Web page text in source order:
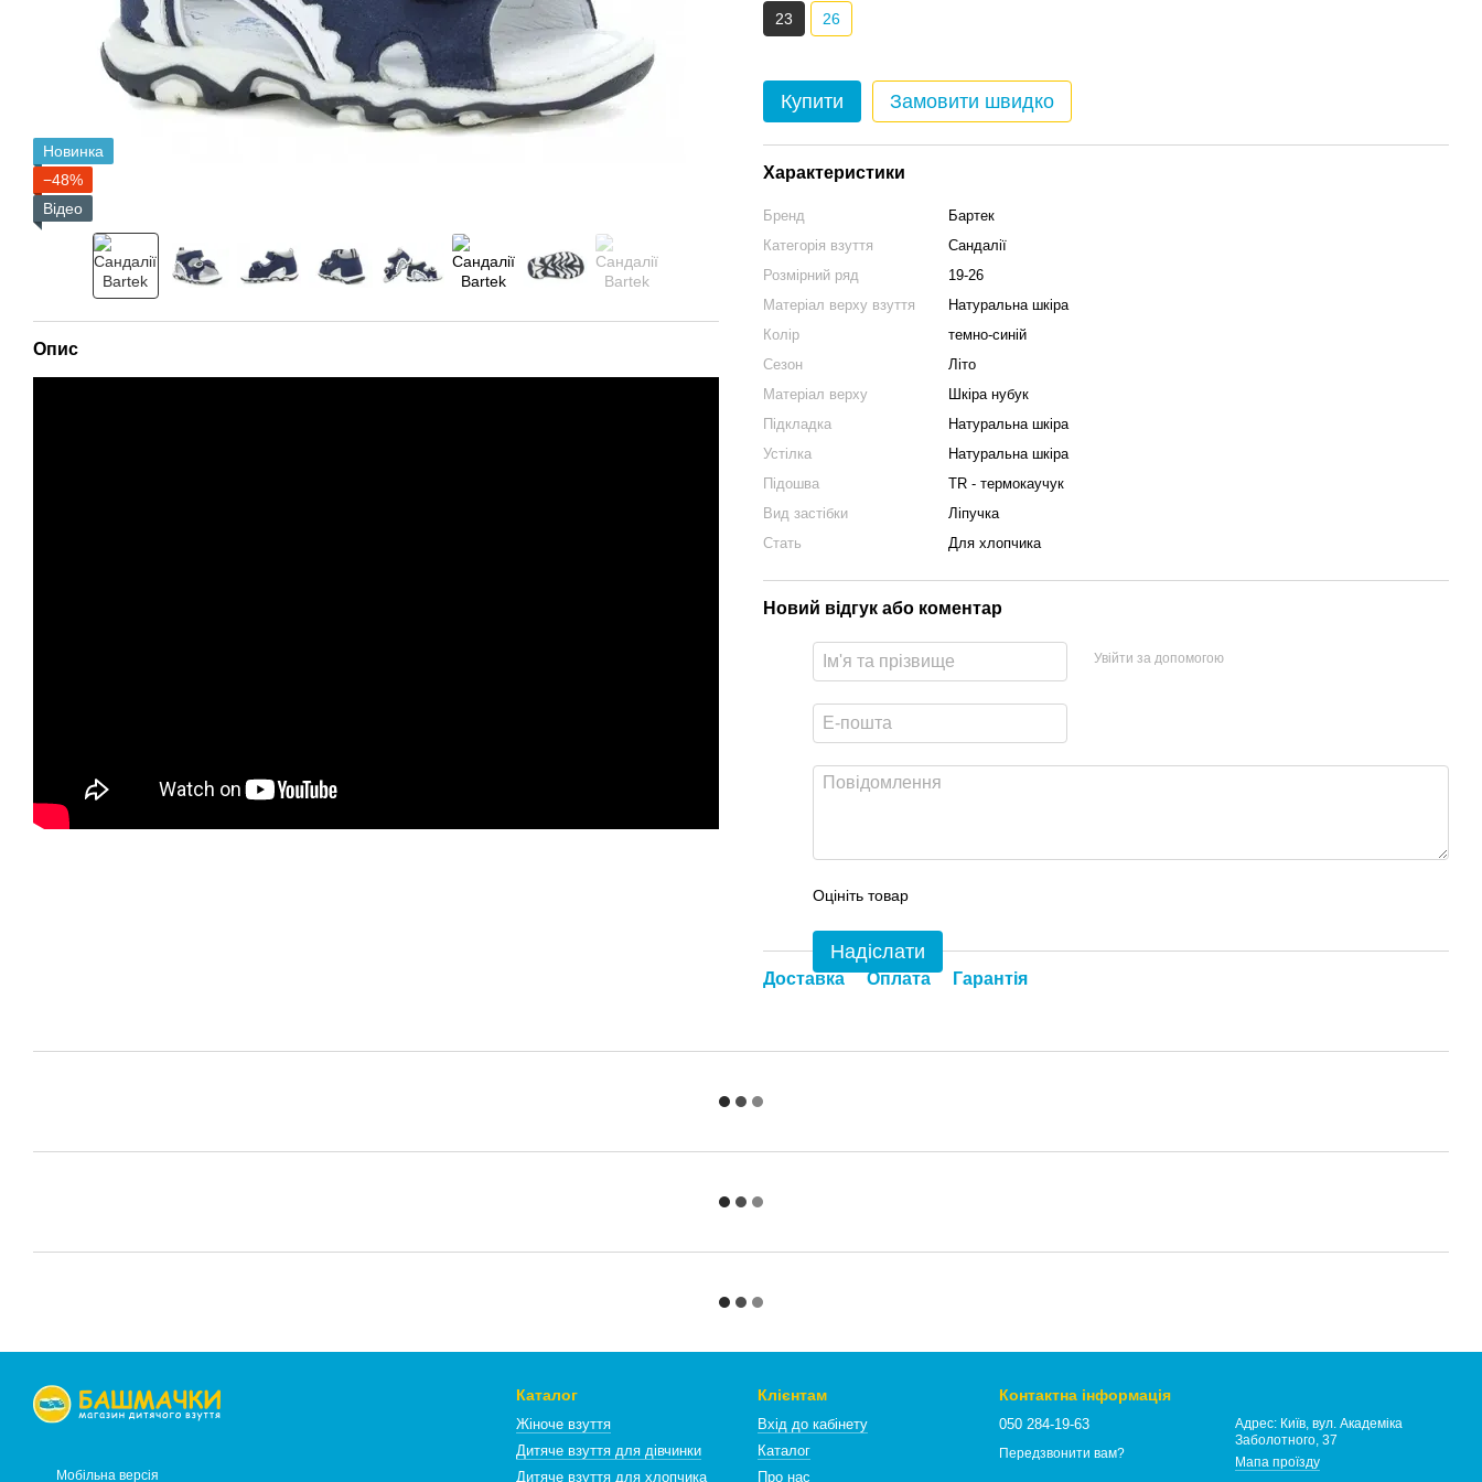
Новинка
−48%
Відео
Опис
23 26
Купити Замовити швидко
Характеристики
Бренд
Бартек
Категорія взуття
Сандалії
Розмірний ряд
19-26
Матеріал верху взуття
Натуральна шкіра
Колір
темно-синій
Сезон
Літо
Матеріал верху
Шкіра нубук
Підкладка
Натуральна шкіра
Устілка
Натуральна шкіра
Підошва
TR - термокаучук
Вид застібки
Ліпучка
Стать
Для хлопчика
Новий відгук або коментар
Увійти за допомогою
Оцініть товар
Надіслати
Доставка Оплата Гарантія
Мобільна версія
Каталог
Жіноче взуття
Дитяче взуття для дівчинки
Дитяче взуття для хлопчика
Клієнтам
Вхід до кабінету
Каталог
Про нас
Контактна інформація
050 284-19-63
Передзвонити вам?
Адрес: Київ, вул. Академіка
Заболотного, 37
Мапа проїзду